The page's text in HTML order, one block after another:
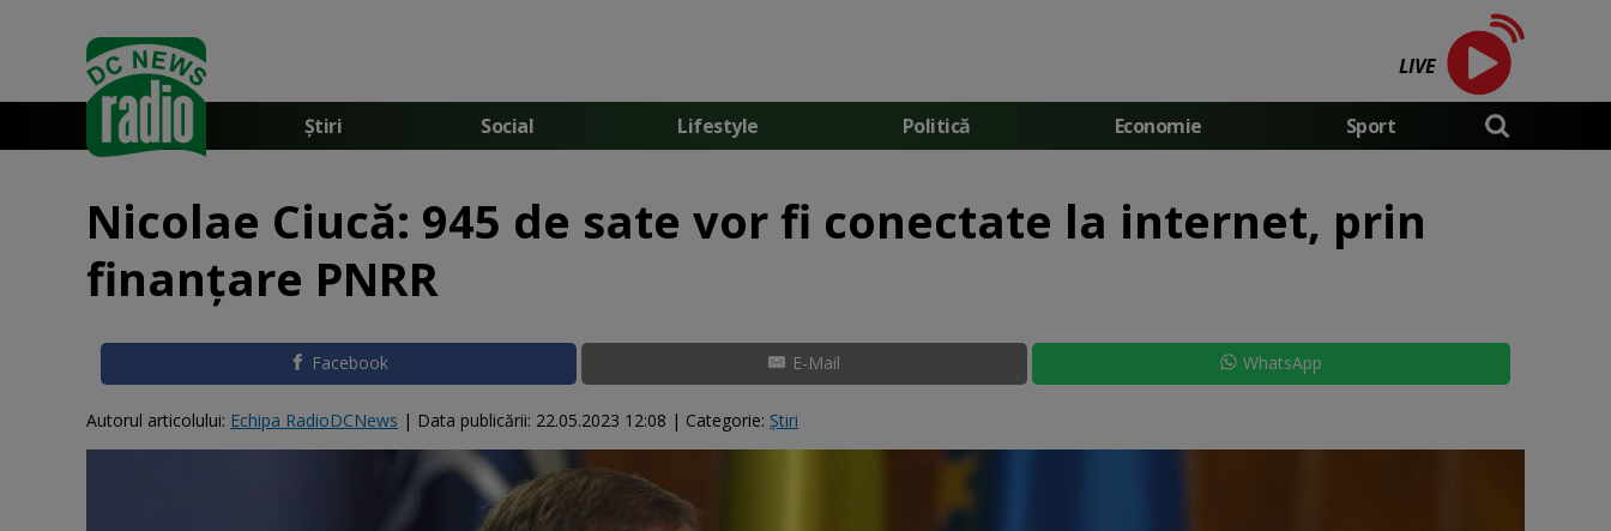
LIVE
Știri Social Lifestyle Politică Economie Sport
Nicolae Ciucă: 945 de sate vor fi conectate la internet, prin
finanţare PNRR
Facebook E-Mail WhatsApp
Autorul articolului: Echipa RadioDCNews | Data publicării: 22.05.2023 12:08 | Categorie: Știri